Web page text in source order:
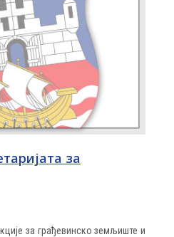
за
за грађевинско земљиште и